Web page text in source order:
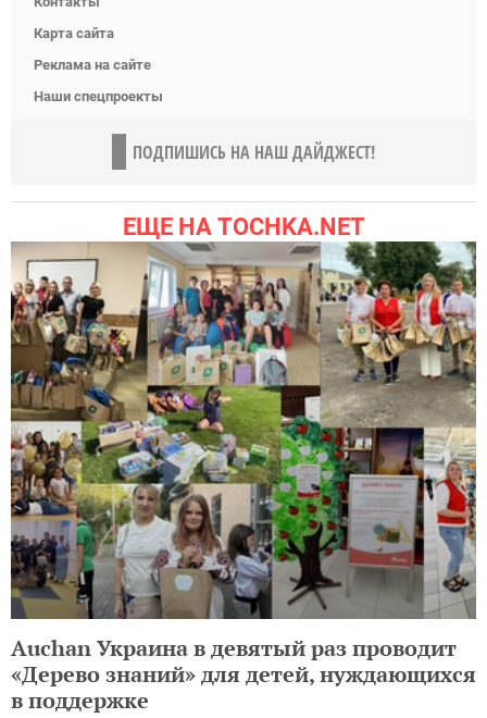
Карта сайта
Реклама на сайте
Наши спецпроекты
ПОДПИШИСЬ НА НАШ ДАЙДЖЕСТ!
ЕЩЕ НА TOCHKA.NET
Auchan Украина в девятый раз проводит
«Дерево знаний» для детей, нуждающихся
в поддержке